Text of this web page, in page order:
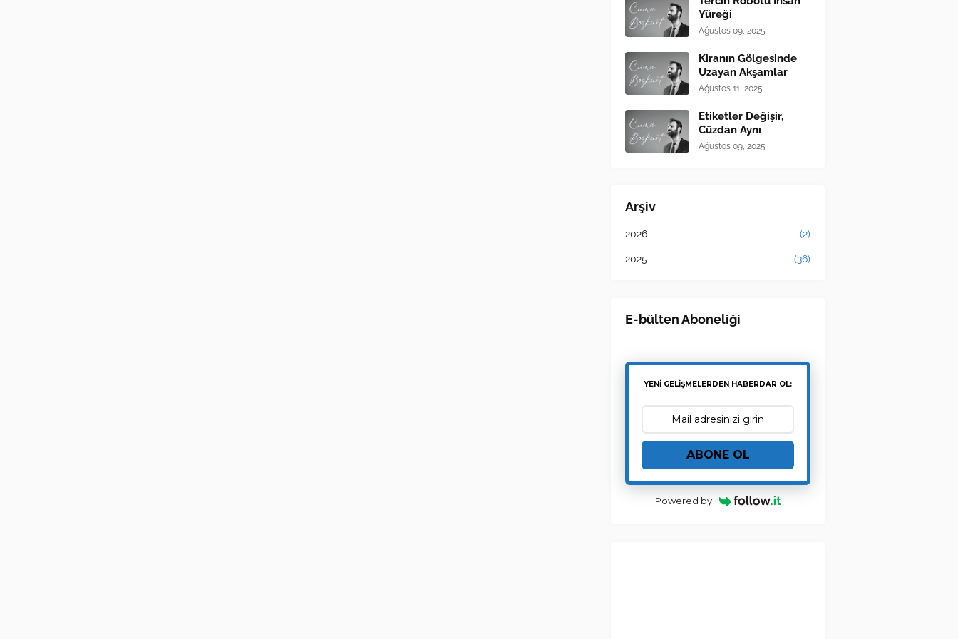
Yüreği
Ağustos 09, 2025
Kiranın Gölgesinde
Uzayan Akşamlar
Ağustos 11, 2025
Etiketler Değişir,
Cüzdan Aynı
Ağustos 09, 2025
Arşiv
2026 (2)
2025 (36)
E-bülten Aboneliği
YENİ GELİŞMELERDEN HABERDAR OL:
ABONE OL
Powered by